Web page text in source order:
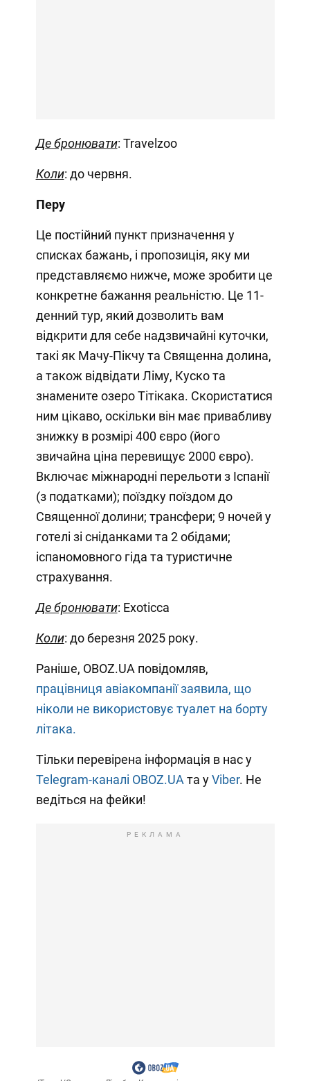
Де бронювати: Travelzoo
Коли: до червня.
Перу
Це постійний пункт призначення у
списках бажань, і пропозиція, яку ми
представляємо нижче, може зробити це
конкретне бажання реальністю. Це 11-
денний тур, який дозволить вам
відкрити для себе надзвичайні куточки,
такі як Мачу-Пікчу та Священна долина,
а також відвідати Ліму, Куско та
знамените озеро Тітікака. Скористатися
ним цікаво, оскільки він має привабливу
знижку в розмірі 400 євро (його
звичайна ціна перевищує 2000 євро).
Включає міжнародні перельоти з Іспанії
(з податками); поїздку поїздом до
Священної долини; трансфери; 9 ночей у
готелі зі сніданками та 2 обідами;
іспаномовного гіда та туристичне
страхування.
Де бронювати: Exoticca
Коли: до березня 2025 року.
Раніше, OBOZ.UA повідомляв,
працівниця авіакомпанії заявила, що
ніколи не використовує туалет на борту
літака.
Тільки перевірена інформація в нас у
Telegram-каналі OBOZ.UA та уViber. Не
ведіться на фейки!
РЕКЛАМА